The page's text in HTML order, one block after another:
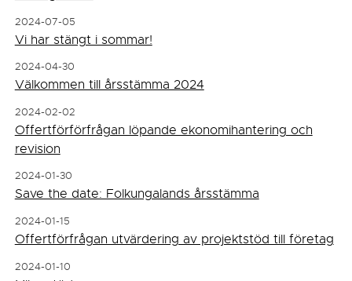
2024-07-05
Vi har stängt i sommar!
2024-04-30
Välkommen till årsstämma 2024
2024-02-02
Offertförförfrågan löpande ekonomihantering och
revision
2024-01-30
Save the date: Folkungalands årsstämma
2024-01-15
Offertförfrågan utvärdering av projektstöd till företag
2024-01-10